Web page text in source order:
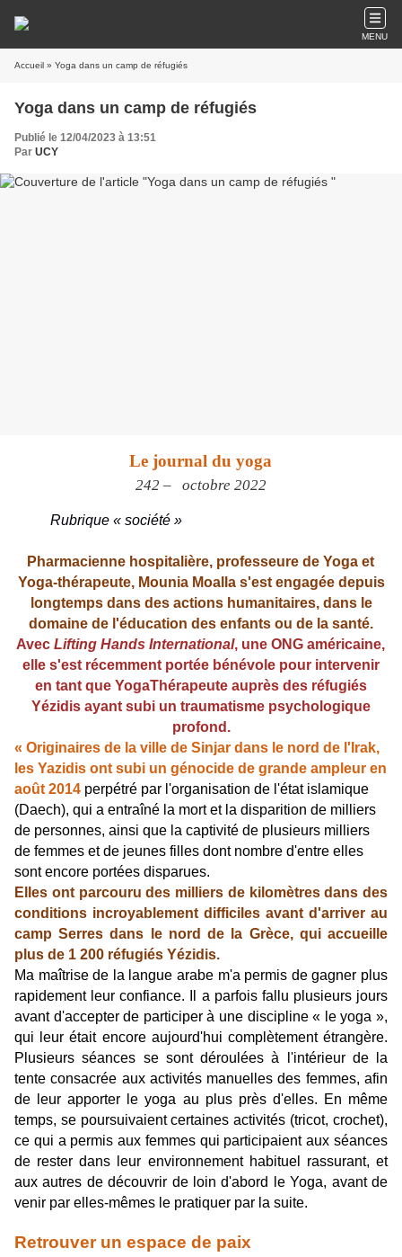
MENU
Accueil » Yoga dans un camp de réfugiés
Yoga dans un camp de réfugiés
Publié le 12/04/2023 à 13:51
Par UCY
Le journal du yoga
242 – octobre 2022
Rubrique « société »
Pharmacienne hospitalière, professeure de Yoga et
Yoga-thérapeute, Mounia Moalla s'est engagée depuis
longtemps dans des actions humanitaires, dans le
domaine de l'éducation des enfants ou de la santé.
Avec Lifting Hands International, une ONG américaine,
elle s'est récemment portée bénévole pour intervenir
en tant que YogaThérapeute auprès des réfugiés
Yézidis ayant subi un traumatisme psychologique
profond.
« Originaires de la ville de Sinjar dans le nord de l'Irak,
les Yazidis ont subi un génocide de grande ampleur en
août 2014 perpétré par l'organisation de l'état islamique
(Daech), qui a entraîné la mort et la disparition de milliers
de personnes, ainsi que la captivité de plusieurs milliers
de femmes et de jeunes filles dont nombre d'entre elles
sont encore portées disparues.
Elles ont parcouru des milliers de kilomètres dans des
conditions incroyablement difficiles avant d'arriver au
camp Serres dans le nord de la Grèce, qui accueille
plus de 1 200 réfugiés Yézidis.
Ma maîtrise de la langue arabe m'a permis de gagner plus
rapidement leur confiance. Il a parfois fallu plusieurs jours
avant d'accepter de participer à une discipline « le yoga »,
qui leur était encore aujourd'hui complètement étrangère.
Plusieurs séances se sont déroulées à l'intérieur de la
tente consacrée aux activités manuelles des femmes, afin
de leur apporter le yoga au plus près d'elles. En même
temps, se poursuivaient certaines activités (tricot, crochet),
ce qui a permis aux femmes qui participaient aux séances
de rester dans leur environnement habituel rassurant, et
aux autres de découvrir de loin d'abord le Yoga, avant de
venir par elles-mêmes le pratiquer par la suite.
Retrouver un espace de paix